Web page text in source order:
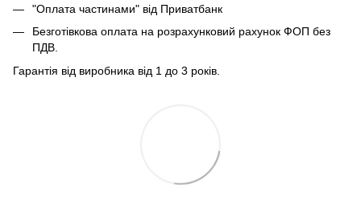
"Оплата частинами" від Приватбанк
Безготівкова оплата на розрахунковий рахунок ФОП без
ПДВ.
Гарантія від виробника від 1 до 3 років.